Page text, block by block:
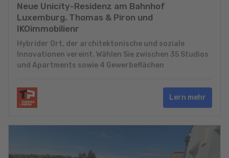
Neue Unicity-Residenz am Bahnhof
Luxemburg. Thomas & Piron und
IKOimmobilienr
Hybrider Ort, der architektonische und soziale
Innovationen vereint. Wählen Sie zwischen 35 Studios
und Apartments sowie 4 Gewerbeflächen
Lern mehr